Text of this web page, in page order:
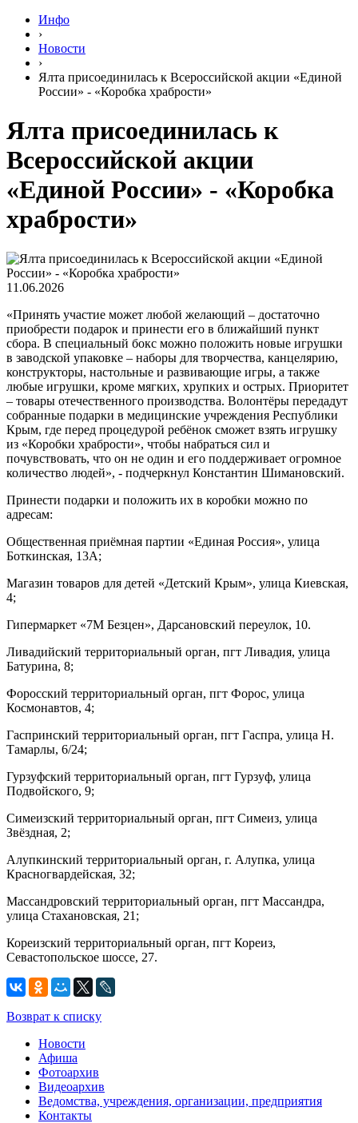
Инфо
›
Новости
›
Ялта присоединилась к Всероссийской акции «Единой
России» - «Коробка храбрости»
Ялта присоединилась к
Всероссийской акции
«Единой России» - «Коробка
храбрости»
11.06.2026
«Принять участие может любой желающий – достаточно
приобрести подарок и принести его в ближайший пункт
сбора. В специальный бокс можно положить новые игрушки
в заводской упаковке – наборы для творчества, канцелярию,
конструкторы, настольные и развивающие игры, а также
любые игрушки, кроме мягких, хрупких и острых. Приоритет
– товары отечественного производства. Волонтёры передадут
собранные подарки в медицинские учреждения Республики
Крым, где перед процедурой ребёнок сможет взять игрушку
из «Коробки храбрости», чтобы набраться сил и
почувствовать, что он не один и его поддерживает огромное
количество людей», - подчеркнул Константин Шимановский.
Принести подарки и положить их в коробки можно по
адресам:
Общественная приёмная партии «Единая Россия», улица
Боткинская, 13А;
Магазин товаров для детей «Детский Крым», улица Киевская,
4;
Гипермаркет «7М Безцен», Дарсановский переулок, 10.
Ливадийский территориальный орган, пгт Ливадия, улица
Батурина, 8;
Форосский территориальный орган, пгт Форос, улица
Космонавтов, 4;
Гаспринский территориальный орган, пгт Гаспра, улица Н.
Тамарлы, 6/24;
Гурзуфский территориальный орган, пгт Гурзуф, улица
Подвойского, 9;
Симеизский территориальный орган, пгт Симеиз, улица
Звёздная, 2;
Алупкинский территориальный орган, г. Алупка, улица
Красногвардейская, 32;
Массандровский территориальный орган, пгт Массандра,
улица Стахановская, 21;
Кореизский территориальный орган, пгт Кореиз,
Севастопольское шоссе, 27.
Возврат к списку
Новости
Афиша
Фотоархив
Видеоархив
Ведомства, учреждения, организации, предприятия
Контакты